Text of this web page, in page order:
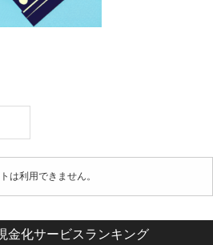
は利用できません。
金化サービスランキング